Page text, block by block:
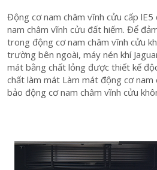
Động cơ nam châm vĩnh cửu cấp
nam châm vĩnh cửu đất hiếm. Để
trong động cơ nam châm vĩnh cửu
trường bên ngoài, máy nén khí
mát bằng chất lỏng được thiết kế
chất làm mát Làm mát động cơ nam
bảo động cơ nam châm vĩnh cửu